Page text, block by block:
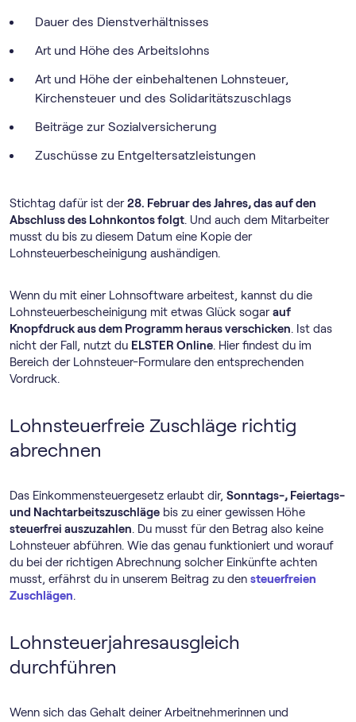
Dauer des Dienstverhältnisses
Art und Höhe des Arbeitslohns
Art und Höhe der einbehaltenen Lohnsteuer,
Kirchensteuer und des Solidaritätszuschlags
Beiträge zur Sozialversicherung
Zuschüsse zu Entgeltersatzleistungen
Stichtag dafür ist der28. Februar des Jahres, das auf den
Abschluss des Lohnkontos folgt. Und auch dem Mitarbeiter
musst du bis zu diesem Datum eine Kopie der
Lohnsteuerbescheinigung aushändigen.
Wenn du mit einer Lohnsoftware arbeitest, kannst du die
Lohnsteuerbescheinigung mit etwas Glück sogarauf
Knopfdruck aus dem Programm heraus verschicken. Ist das
nicht der Fall, nutzt du ELSTER Online. Hier findest du im
Bereich der Lohnsteuer-Formulare den entsprechenden
Vordruck.
Lohnsteuerfreie Zuschläge richtig
abrechnen
Das Einkommensteuergesetz erlaubt dir, Sonntags-, Feiertags-
und Nachtarbeitszuschläge bis zu einer gewissen Höhe
steuerfrei auszuzahlen. Du musst für den Betrag also keine
Lohnsteuer abführen. Wie das genau funktioniert und worauf
du bei der richtigen Abrechnung solcher Einkünfte achten
musst, erfährst du in unserem Beitrag zu den steuerfreien
Zuschlägen.
Lohnsteuerjahresausgleich
durchführen
Wenn sich das Gehalt deiner Arbeitnehmerinnen und